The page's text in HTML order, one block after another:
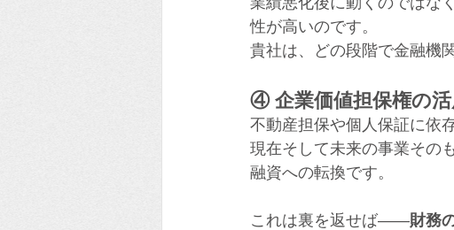
性が高いのです。
貴社は、どの段階で金融機
④ 企業価値担保権の活
不動産担保や個人保証に依
現在そして未来の事業その
融資への転換です。
これは裏を返せば――財務